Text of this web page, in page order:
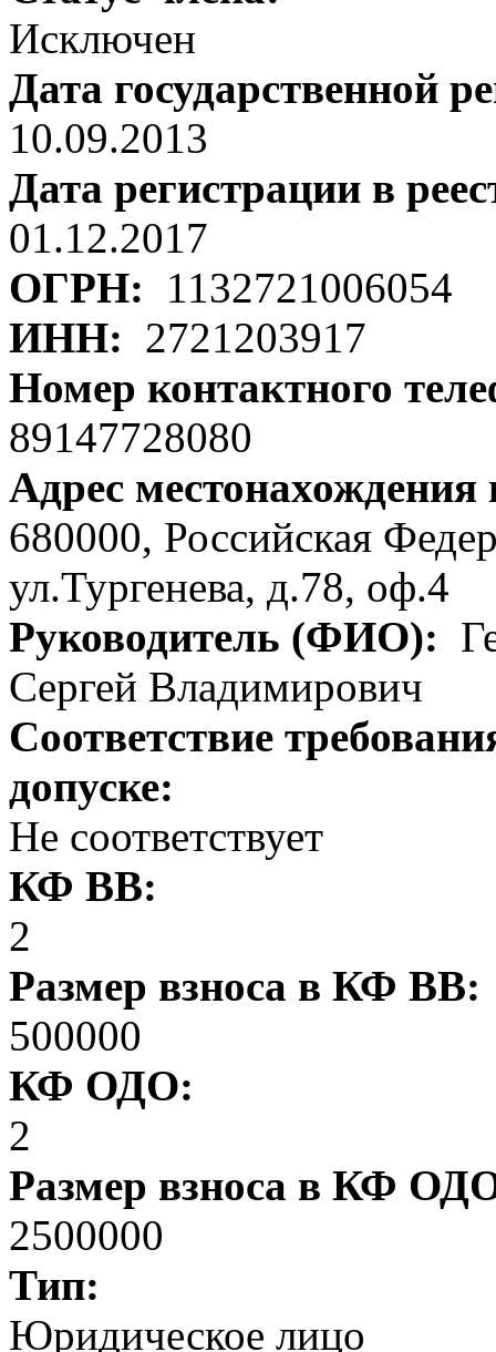
Исключен
Дата государственной
10.09.2013
Дата регистрации в
01.12.2017
ОГРН:
1132721006054
ИНН: 2721203917
Номер контактного
89147728080
Адрес
680000, Российская
ул.Тургенева, д.78, оф.4
Руководитель (ФИО):
Сергей Владимирович
Соответствие
допуске:
Не соответствует
КФ ВВ:
2
Размер взноса в КФ ВВ:
500000
КФ ОДО:
2
Размер взноса в КФ
2500000
Тип:
Юридическое лицо